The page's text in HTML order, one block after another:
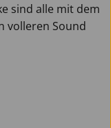
sind alle mit dem
volleren Sound